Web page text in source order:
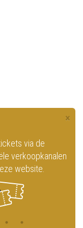
×
Vind het Koninklijk
op de sociale